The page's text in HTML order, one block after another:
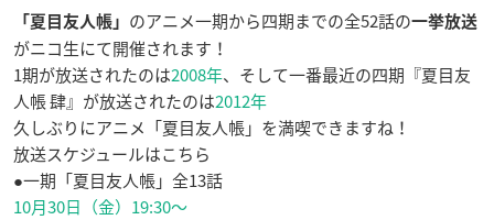
「夏目友人帳」 のアニメ一期から四期までの全52話の一挙放送
がニコ生にて開催されます！
1期が放送されたのは2008年、そして一番最近の四期『夏目友
人帳 肆』が放送されたのは2012年
久しぶりにアニメ「夏目友人帳」を満喫できますね！
放送スケジュールはこちら
●一期「夏目友人帳」全13話
10月30日（金）19:30〜